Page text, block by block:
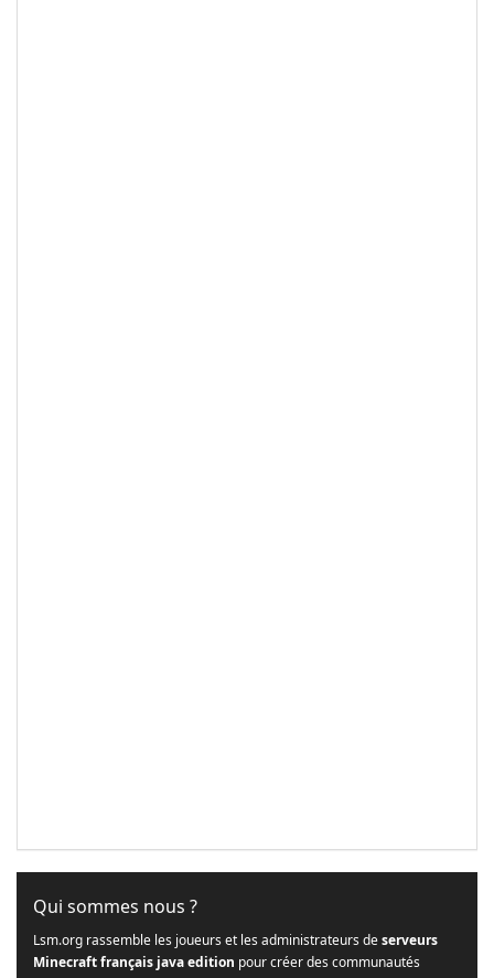
Qui sommes nous ?
Lsm.org rassemble les joueurs et les administrateurs deserveurs
Minecraft français java edition pour créer des communautés